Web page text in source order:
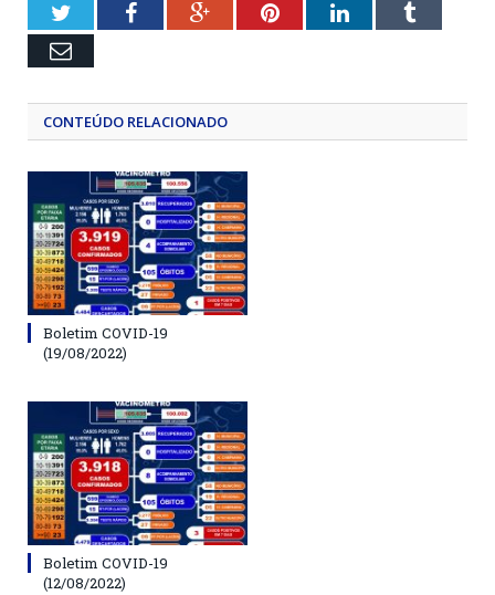
TwitterFacebookGoogle+PinterestLinkedInTumblr
Email
CONTEÚDO RELACIONADO
Boletim COVID-19
(19/08/2022)
Boletim COVID-19
(12/08/2022)